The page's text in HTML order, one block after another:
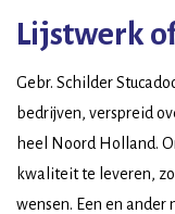
Lijstwerk
Gebr. Schilder
bedrijven, verspreid
heel Noord Holland.
kwaliteit te leveren,
wensen. Een en